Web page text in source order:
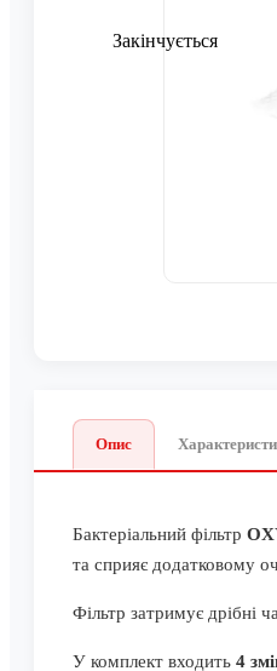
Закінчується
Опис
Бактеріальний фільтр
та сприяє додатковому
Фільтр затримує дрібні
У комплект входить 4